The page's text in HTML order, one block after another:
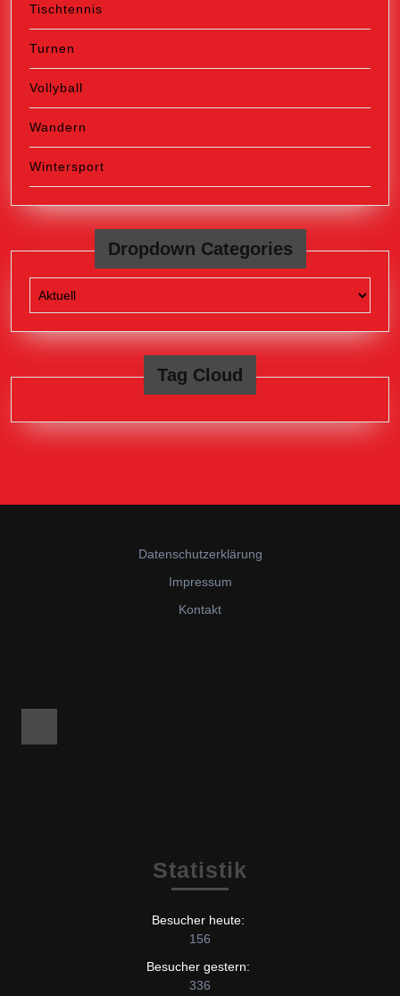
Tischtennis
Turnen
Vollyball
Wandern
Wintersport
Dropdown Categories
Tag Cloud
Datenschutzerklärung
Impressum
Kontakt
Statistik
Besucher heute:
156
Besucher gestern:
336